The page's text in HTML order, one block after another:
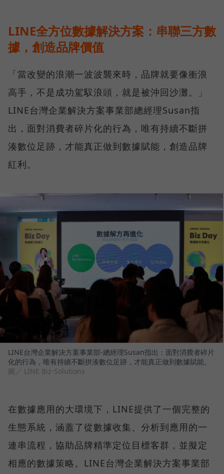
LINE全方位數據解決方案：串聯三方數
據，創造品牌價值
「當改變的浪潮一波波襲來時，品牌就要像衝浪
高手，不是成功駕馭浪頭，就是被沖回沙灘。」
LINE台灣企業解決方案事業部總經理Susan指
出，面對消費者碎片化的行為，唯有持續不斷拼
湊數位足跡，才能真正做到數據賦能，創造品牌
紅利。
LINE台灣企業解決方案事業部-總經理Susan指出：面對消費者碎片
化的行為，唯有持續不斷拼湊數位足跡，才能真正做到數據賦能。
圖／ LINE Biz-Solutions
在數據應用的大環境下，LINE提供了一個完整的
生態系統，涵蓋了從數據收集、分析到應用的一
連串流程，協助品牌精準定位目標客群，並擬定
相應的數據策略。LINE台灣企業解決方案事業部